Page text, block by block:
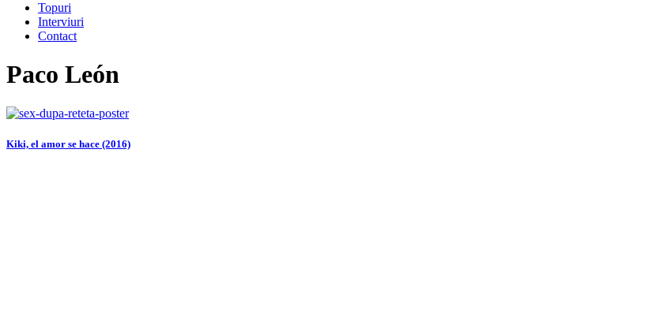
Topuri
Interviuri
Contact
Paco León
Kiki, el amor se hace (2016)